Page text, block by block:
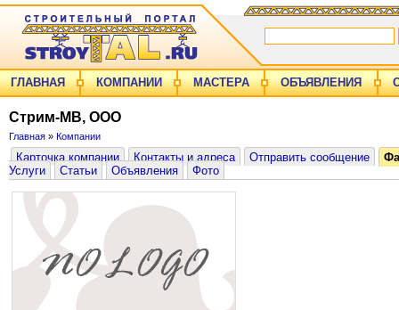
ГЛАВНАЯ КОМПАНИИ МАСТЕРА ОБЪЯВЛЕНИЯ
Cтрим-МВ, ООО
Главная » Компании
Карточка компании Контакты и адреса Отправить сообщение
Услуги
Статьи Объявления Фото